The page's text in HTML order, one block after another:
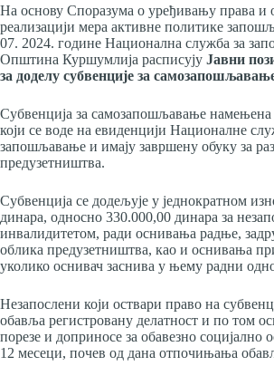
На основу Споразума о уређивању права и
реализацији мера активне политике
07. 2024. године Национална служба за
Општина Куршумлија расписују Јавни
за доделу субвенције за
Субвенција за самозапошљавање намењена
који се воде на евиденцији Националне
запошљавање и имају завршену обуку за
предузетништва.
Субвенција се додељује у једнократном
динара, односно 330.000,00 динара за
инвалидитетом, ради оснивања радње,
облика предузетништва, као и оснивања
уколико оснивач заснива у њему радни
Незапослени који оствари право на
обавља регистровану делатност и по том
порезе и доприносе за обавезно социјално
12 месеци, почев од дана отпочињања